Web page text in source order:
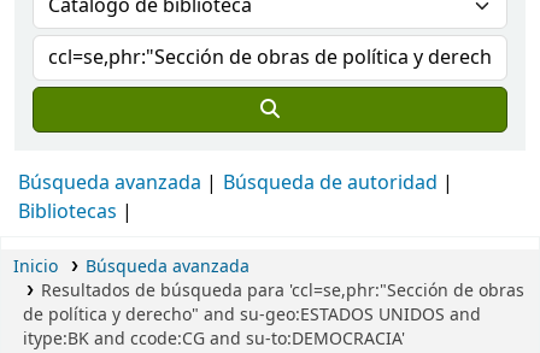
Búsqueda avanzada
Búsqueda de autoridad
Bibliotecas
Inicio
Búsqueda avanzada
Resultados de búsqueda para 'ccl=se,phr:"Sección de obras
de política y derecho" and su-geo:ESTADOS UNIDOS and
itype:BK and ccode:CG and su-to:DEMOCRACIA'